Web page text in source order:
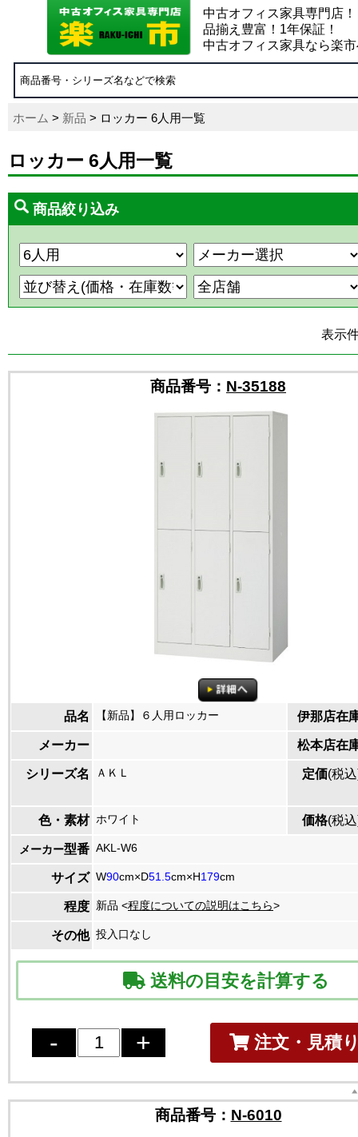
中古オフィス家具専門店！
品揃え豊富！1年保証！
中古オフィス家具なら楽
ホーム > 新品 > ロッカー 6人用一覧
ロッカー 6人用一覧
商品絞り込み
表示
商品番号： N-35188
品名 【新品】６人用ロッカー 伊那店在
メーカー 松本店在
シリーズ名 ＡＫＬ 定価(税
色・素材 ホワイト 価格(税
メーカー型番 AKL-W6
サイズ W90cm×D51.5cm×H179cm
程度 新品 <程度についての説明はこちら>
その他 投入口なし
送料の目安を計算する
注文・見積
商品番号： N-6010